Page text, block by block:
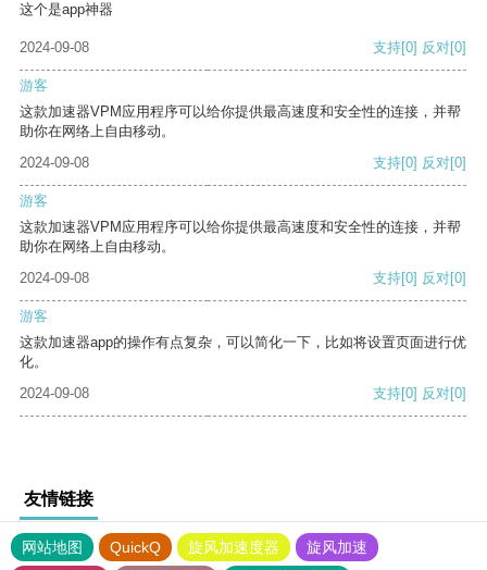
这个是app神器
2024-09-08 支持[0] 反对[0]
游客
这款加速器VPM应用程序可以给你提供最高速度和安全性的连接，并帮
助你在网络上自由移动。
2024-09-08
支持[0] 反对[0]
游客
这款加速器VPM应用程序可以给你提供最高速度和安全性的连接，并帮
助你在网络上自由移动。
2024-09-08
支持[0] 反对[0]
游客
这款加速器app的操作有点复杂，可以简化一下，比如将设置页面进行优
化。
2024-09-08
支持[0] 反对[0]
友情链接
网站地图 QuickQ 旋风加速度器
旋风加速